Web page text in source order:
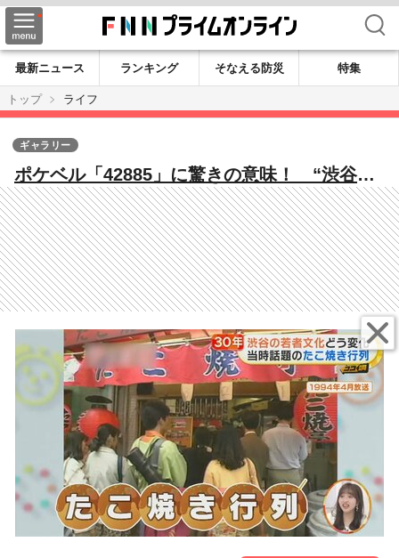
検索
最新ニュース ランキング そなえる防災
特集
トップ
ライフ
ポケベル「42885」に驚きの意味！ “渋谷の
若者文化”30年の変化…女子高生の必携品は
「アルバム」から「グミ」に
ギャラリー